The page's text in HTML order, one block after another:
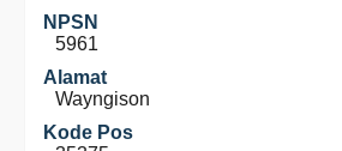
NPSN
5961
Alamat
Wayngison
Kode Pos